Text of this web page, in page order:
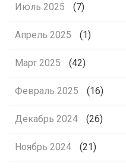
Июль 2025 (7)
Апрель 2025 (1)
Март 2025 (42)
Февраль 2025 (16)
Декабрь 2024 (26)
Ноябрь 2024 (21)